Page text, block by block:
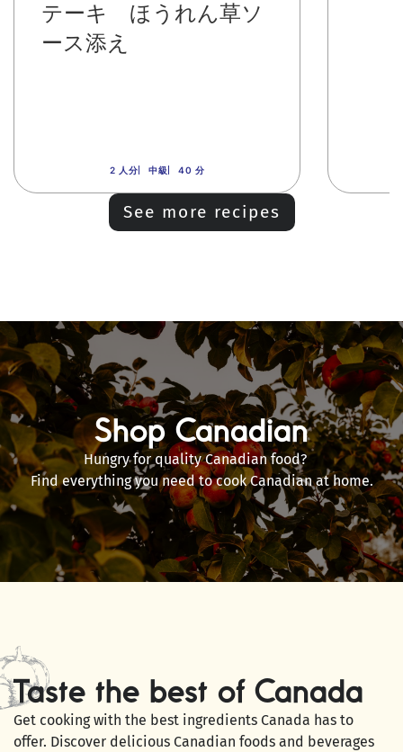
テーキ ほうれん草ソ
ース添え
2 人分 中級 40 分
See more recipes
Shop Canadian
Hungry for quality Canadian food?
Find everything you need to cook Canadian at home.
Taste the best of Canada
Get cooking with the best ingredients Canada has to
offer. Discover delicious Canadian foods and beverages